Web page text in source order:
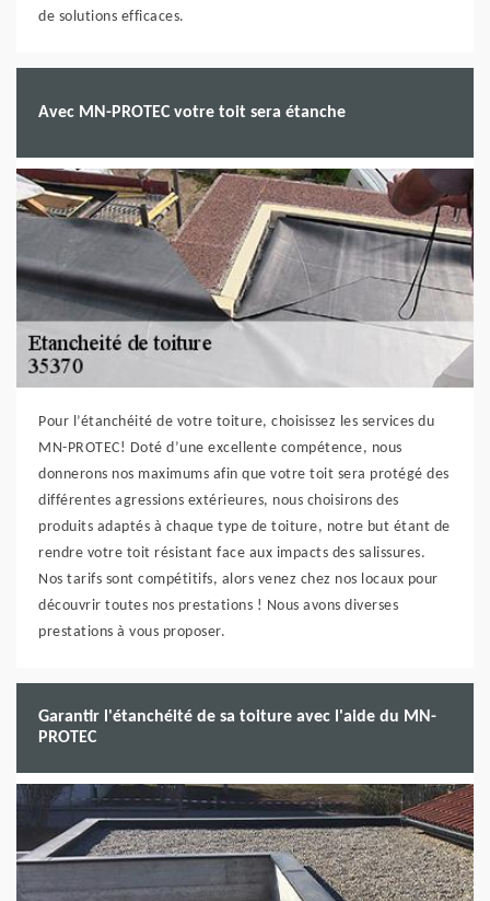
de solutions efficaces.
Avec MN-PROTEC votre toit sera étanche
Pour l’étanchéité de votre toiture, choisissez les services du
MN-PROTEC! Doté d’une excellente compétence, nous
donnerons nos maximums afin que votre toit sera protégé des
différentes agressions extérieures, nous choisirons des
produits adaptés à chaque type de toiture, notre but étant de
rendre votre toit résistant face aux impacts des salissures.
Nos tarifs sont compétitifs, alors venez chez nos locaux pour
découvrir toutes nos prestations ! Nous avons diverses
prestations à vous proposer.
Garantir l'étanchéité de sa toiture avec l'aide du MN-
PROTEC